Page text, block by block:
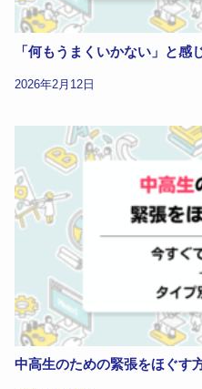
「何もうまくいかない」と
2026年2月12日
中高生のための緊張をほぐす